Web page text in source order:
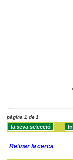
pàgina 1 de 1
Refinar la cerca